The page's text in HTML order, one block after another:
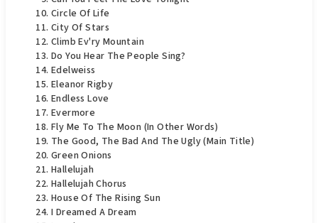
Circle Of Life
City Of Stars
Climb Ev'ry Mountain
Do You Hear The People Sing?
Edelweiss
Eleanor Rigby
Endless Love
Evermore
Fly Me To The Moon (In Other Words)
The Good, The Bad And The Ugly (Main Title)
Green Onions
Hallelujah
Hallelujah Chorus
House Of The Rising Sun
I Dreamed A Dream